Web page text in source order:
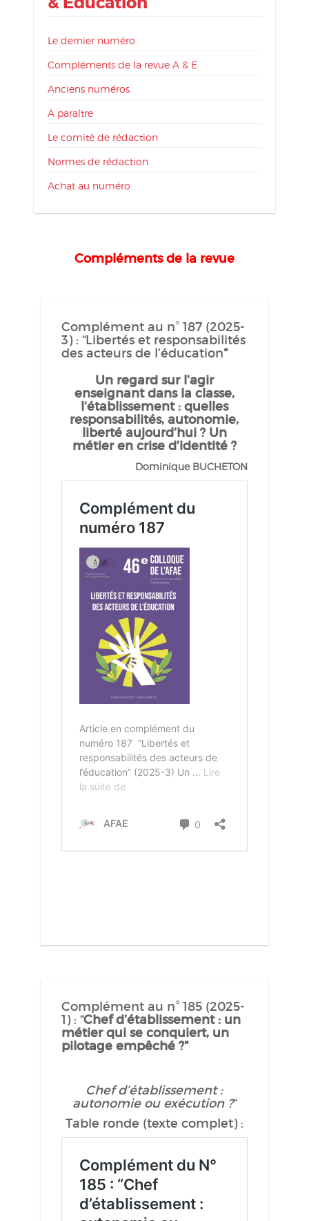
Le dernier numéro
Compléments de la revue A & E
Anciens numéros
À paraître
Le comité de rédaction
Normes de rédaction
Achat au numéro
Compléments de la revue
Complément au n° 187 (2025-
3) : “Libertés et responsabilités
des acteurs de l’éducation“
Un regard sur l’agir
enseignant dans la classe,
l‘établissement : quelles
responsabilités, autonomie,
liberté aujourd’hui ? Un
métier en crise d’identité ?
Dominique BUCHETON
Complément au n° 185 (2025-
1) : “Chef d’établissement : un
métier qui se conquiert, un
pilotage empêché ?”
Chef d’établissement :
autonomie ou exécution ?“
Table ronde (texte complet) :